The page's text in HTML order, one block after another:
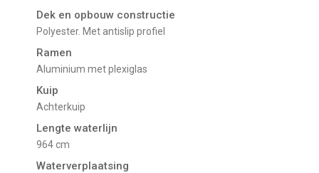
Dek en opbouw constructie
Polyester. Met antislip profiel
Ramen
Aluminium met plexiglas
Kuip
Achterkuip
Lengte waterlijn
964 cm
Waterverplaatsing